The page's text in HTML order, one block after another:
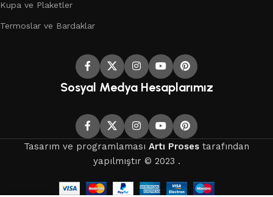
Kupa ve Plaketler
Termoslar ve Bardaklar
Sosyal Medya Hesaplarımız
Tasarım ve programlaması Artı Proses tarafından
yapılmıştır © 2023 .